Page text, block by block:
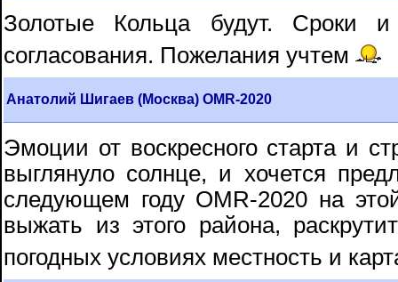
Золотые Кольца будут. Сроки
согласования. Пожелания учтем
Анатолий Шигаев (Москва) OMR-2020
Эмоции от воскресного старта и
выглянуло солнце, и хочется
следующем году OMR-2020 на
выжать из этого района,
погодных условиях местность и